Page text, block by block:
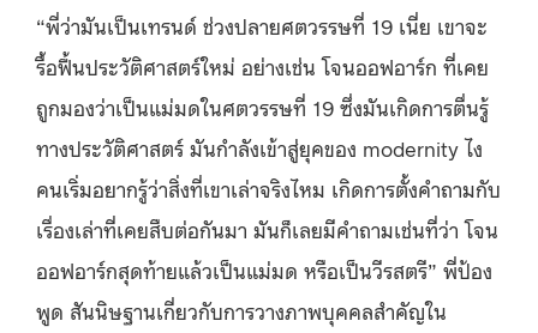
“พี่ว่ามันเป็นเทรนด์ ช่วงปลายศตวรรษที่ 19 เนี่ย เขาจะ
รื้อฟื้นประวัติศาสตร์ใหม่ อย่างเช่น โจนออฟอาร์ก ที่เคย
ถูกมองว่าเป็นแม่มดในศตวรรษที่ 19 ซึ่งมันเกิดการตื่นรู้
ทางประวัติศาสตร์ มันกำลังเข้าสู่ยุคของ modernity ไง
คนเริ่มอยากรู้ว่าสิ่งที่เขาเล่าจริงไหม เกิดการตั้งคำถามกับ
เรื่องเล่าที่เคยสืบต่อกันมา มันก็เลยมีคำถามเช่นที่ว่า โจน
ออฟอาร์กสุดท้ายแล้วเป็นแม่มด หรือเป็นวีรสตรี” พี่ป้อง
พูด สันนิษฐานเกี่ยวกับการวางภาพบุคคลสำคัญใน